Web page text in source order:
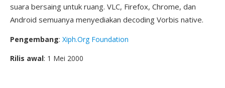
suara bersaing untuk ruang. VLC, Firefox, Chrome, dan
Android semuanya menyediakan decoding Vorbis native.
Pengembang: Xiph.Org Foundation
Rilis awal: 1 Mei 2000